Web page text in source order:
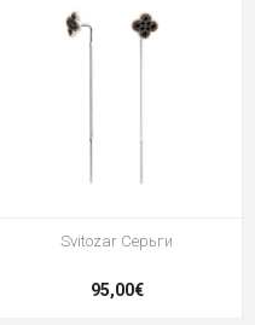
Svitozar Серьги
95,00€